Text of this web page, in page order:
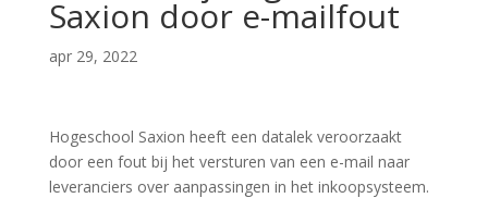
Saxion door e-mailfout
apr 29, 2022
Hogeschool Saxion heeft een datalek veroorzaakt
door een fout bij het versturen van een e-mail naar
leveranciers over aanpassingen in het inkoopsysteem.